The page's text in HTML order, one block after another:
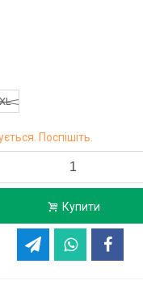
XL
Поспішіть.
Купити